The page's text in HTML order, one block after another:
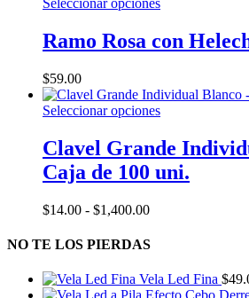
Seleccionar opciones
múltiples
opciones
se
elegir
en
la
Ramo Rosa con
$59.00
Seleccionar opcionesEste
tiene
múltiples
variantes.
la
Clavel Grande
Caja de 100 uni.
$14.00 - $1,400.00Rango
precios:
$14.00
hasta
NO TE LOS PIERDAS
Vela Led Fina $